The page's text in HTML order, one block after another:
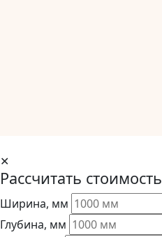
✕
Рассчитать стоимость
Ширина, мм
Глубина, мм